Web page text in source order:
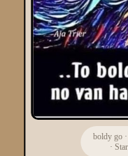
boldy go·
·